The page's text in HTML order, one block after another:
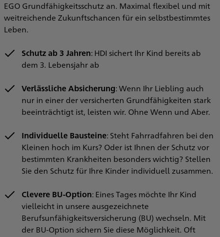
EGO Grundfähigkeitsschutz an. Maximal flexibel und mit
weitreichende Zukunftschancen für ein selbstbestimmtes
Leben.
Schutz ab 3 Jahren: HDI sichert Ihr Kind bereits ab
dem 3. Lebensjahr ab
Verlässliche Absicherung: Wenn Ihr Liebling auch
nur in einer der versicherten Grundfähigkeiten stark
beeinträchtigt ist, leisten wir. Ohne Wenn und Aber.
Individuelle Bausteine: Steht Fahrradfahren bei den
Kleinen hoch im Kurs? Oder ist Ihnen der Schutz vor
bestimmten Krankheiten besonders wichtig? Stellen
Sie den Schutz für Ihre Kinder individuell zusammen.
Clevere BU-Option: Eines Tages möchte Ihr Kind
vielleicht in unsere ausgezeichnete
Berufsunfähigkeitsversicherung (BU) wechseln. Mit
der BU-Option sichern Sie diese Möglichkeit. Oft